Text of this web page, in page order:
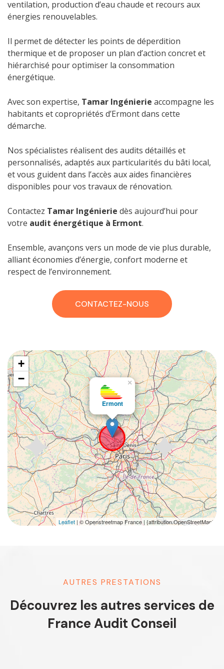
ventilation, production d’eau chaude et recours aux
énergies renouvelables.
Il permet de détecter les points de déperdition
thermique et de proposer un plan d’action concret et
hiérarchisé pour optimiser la consommation
énergétique.
Avec son expertise, Tamar Ingénierie accompagne les
habitants et copropriétés d’Ermont dans cette
démarche.
Nos spécialistes réalisent des audits détaillés et
personnalisés, adaptés aux particularités du bâti local,
et vous guident dans l’accès aux aides financières
disponibles pour vos travaux de rénovation.
Contactez Tamar Ingénierie dès aujourd’hui pour
votre audit énergétique à Ermont.
Ensemble, avançons vers un mode de vie plus durable,
alliant économies d’énergie, confort moderne et
respect de l’environnement.
CONTACTEZ-NOUS
Ermont
×
+
−
Leaflet | © Openstreetmap France | {attribution.OpenStreetMap}
AUTRES PRESTATIONS
Découvrez les autres services de
France Audit Conseil